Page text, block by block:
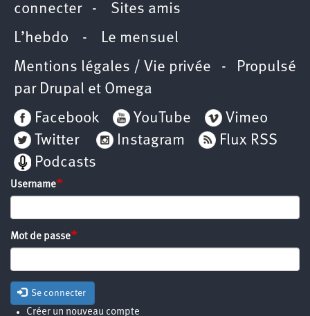
connecter- Sites amis
L’hebdo - Le mensuel
Mentions légales / Vie privée - Propulsé
par Drupal et Omega
Facebook
YouTube
Vimeo
Twitter
Instagram
Flux RSS
Podcasts
Username
Mot de passe
Se connecter
Créer un nouveau compte